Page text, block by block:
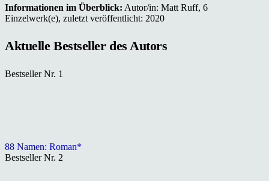
Informationen im Überblick: Autor/in: Matt Ruff, 6
Einzelwerk(e), zuletzt veröffentlicht: 2020
Aktuelle Bestseller des Autors
Bestseller Nr. 1
88 Namen: Roman*
Bestseller Nr. 2